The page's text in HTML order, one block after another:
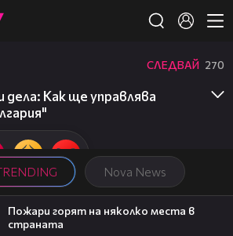
Nova News
СЛЕДВАЙ 270
Как ще управлява
Пожари горят на няколко места в
страната